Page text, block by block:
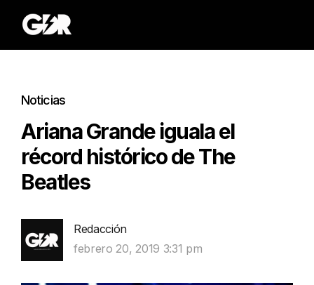
Noticias
Ariana Grande iguala el
récord histórico de The
Beatles
Redacción
febrero 20, 2019 3:31 pm